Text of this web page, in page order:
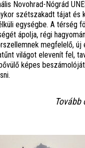
Novohrad-Nógrád
szétszakadt tájat és
egységbe. A térség
ápolja, régi
megfelelő, új
világot elevenít fel,
képes
Tovább